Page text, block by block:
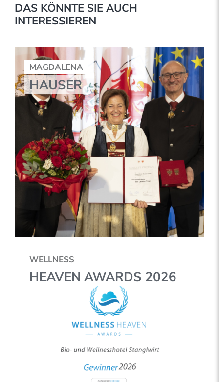
DAS KÖNNTE SIE AUCH
INTERESSIEREN
MAGDALENA
HAUSER
WELLNESS
HEAVEN AWARDS 2026